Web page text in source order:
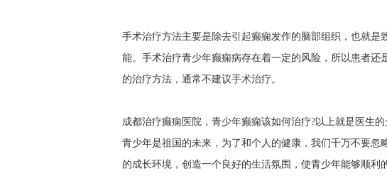
手术治疗方法主要是除去引起癫痫发作的脑部组织，也就
能。手术治疗青少年癫痫病存在着一定的风险，所以患者
的治疗方法，通常不建议手术治疗。
成都治疗癫痫医院，青少年癫痫该如何治疗?以上就是医生
青少年是祖国的未来，为了和个人的健康，我们千万不要
的成长环境，创造一个良好的生活氛围，使青少年能够顺利